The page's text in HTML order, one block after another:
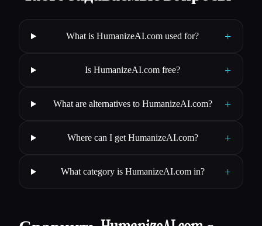
What is HumanizeAI.com used for? +
Is HumanizeAI.com free? +
What are alternatives to HumanizeAI.com? +
Where can I get HumanizeAI.com? +
What category is HumanizeAI.com in? +